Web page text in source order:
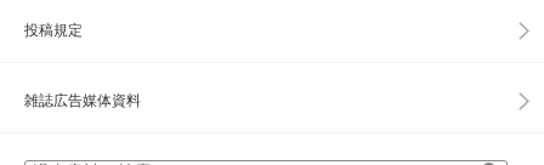
投稿規定
雑誌広告媒体資料